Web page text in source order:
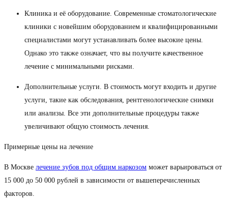
Клиника и её оборудование. Современные стоматологические
клиники с новейшим оборудованием и квалифицированными
специалистами могут устанавливать более высокие цены.
Однако это также означает, что вы получите качественное
лечение с минимальными рисками.
Дополнительные услуги. В стоимость могут входить и другие
услуги, такие как обследования, рентгенологические снимки
или анализы. Все эти дополнительные процедуры также
увеличивают общую стоимость лечения.
Примерные цены на лечение
В Москве лечение зубов под общим наркозом может варьироваться от
15 000 до 50 000 рублей в зависимости от вышеперечисленных
факторов.